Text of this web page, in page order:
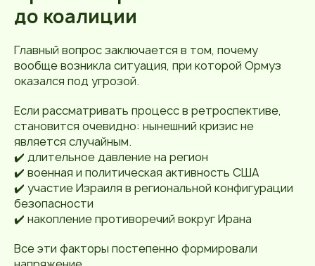
до коалиции
Главный вопрос заключается в том, почему
вообще возникла ситуация, при которой Ормуз
оказался под угрозой.
Если рассматривать процесс в ретроспективе,
становится очевидно: нынешний кризис не
является случайным.
✔️ длительное давление на регион
✔️ военная и политическая активность США
✔️ участие Израиля в региональной конфигурации
безопасности
✔️ накопление противоречий вокруг Ирана
Все эти факторы постепенно формировали